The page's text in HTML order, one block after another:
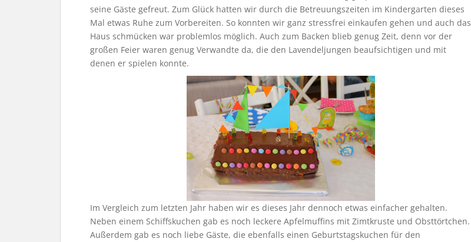
seine Gäste gefreut. Zum Glück hatten wir durch die Betreuungszeiten im Kindergarten dieses
Mal etwas Ruhe zum Vorbereiten. So konnten wir ganz stressfrei einkaufen gehen und auch das
Haus schmücken war problemlos möglich. Auch zum Backen blieb genug Zeit, denn vor der
großen Feier waren genug Verwandte da, die den Lavendeljungen beaufsichtigen und mit
denen er spielen konnte.
Im Vergleich zum letzten Jahr haben wir es dieses Jahr dennoch etwas einfacher gehalten.
Neben einem Schiffskuchen gab es noch leckere Apfelmuffins mit Zimtkruste und Obsttörtchen.
Außerdem gab es noch liebe Gäste, die ebenfalls einen Geburtstagskuchen für den